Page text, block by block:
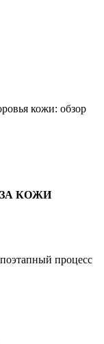
кожи: обзор
КОЖИ
процесс